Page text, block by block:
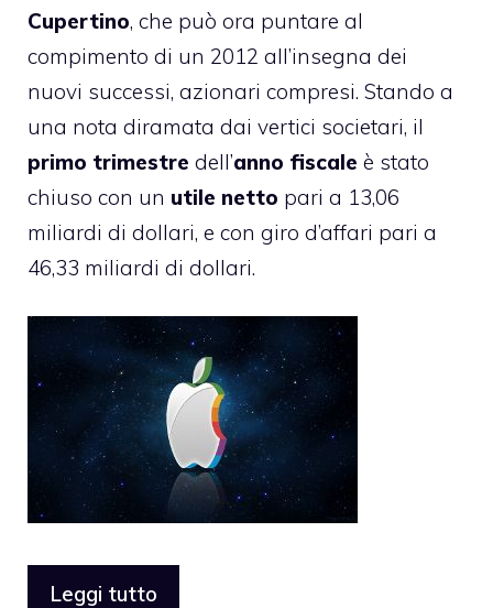
Cupertino, che può ora puntare al
compimento di un 2012 all’insegna dei
nuovi successi, azionari compresi. Stando a
una nota diramata dai vertici societari, il
primo trimestre dell’anno fiscale è stato
chiuso con un utile netto pari a 13,06
miliardi di dollari, e con giro d’affari pari a
46,33 miliardi di dollari.
Leggi tutto